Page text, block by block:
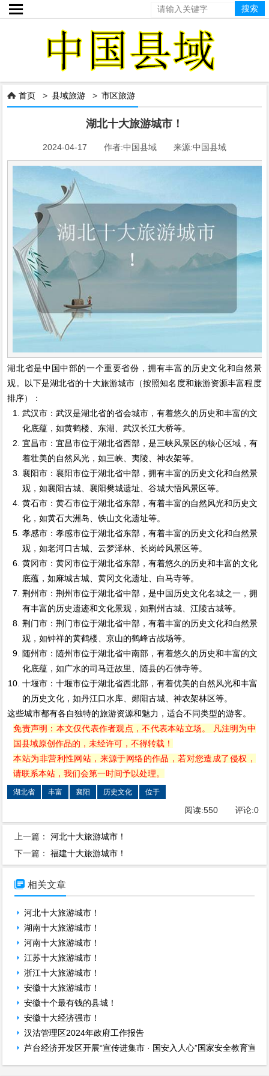

 首页 >县域旅游 >市区旅游
湖北十大旅游城市！
2024-04-17 作者:中国县域 来源:中国县域
湖北省是中国中部的一个重要省份，拥有丰富的历史文化和自然景
观。以下是湖北省的十大旅游城市（按照知名度和旅游资源丰富程度
排序）：
武汉市：武汉是湖北省的省会城市，有着悠久的历史和丰富的文
化底蕴，如黄鹤楼、东湖、武汉长江大桥等。
宜昌市：宜昌市位于湖北省西部，是三峡风景区的核心区域，有
着壮美的自然风光，如三峡、夷陵、神农架等。
襄阳市：襄阳市位于湖北省中部，拥有丰富的历史文化和自然景
观，如襄阳古城、襄阳樊城遗址、谷城大悟风景区等。
黄石市：黄石市位于湖北省东部，有着丰富的自然风光和历史文
化，如黄石大洲岛、铁山文化遗址等。
孝感市：孝感市位于湖北省东部，有着丰富的历史文化和自然景
观，如老河口古城、云梦泽林、长岗岭风景区等。
黄冈市：黄冈市位于湖北省东部，有着悠久的历史和丰富的文化
底蕴，如麻城古城、黄冈文化遗址、白马寺等。
荆州市：荆州市位于湖北省中部，是中国历史文化名城之一，拥
有丰富的历史遗迹和文化景观，如荆州古城、江陵古城等。
荆门市：荆门市位于湖北省中部，有着丰富的历史文化和自然景
观，如钟祥的黄鹤楼、京山的鹤峰古战场等。
随州市：随州市位于湖北省中南部，有着悠久的历史和丰富的文
化底蕴，如广水的司马迁故里、随县的石佛寺等。
十堰市：十堰市位于湖北省西北部，有着优美的自然风光和丰富
的历史文化，如丹江口水库、郧阳古城、神农架林区等。
这些城市都有各自独特的旅游资源和魅力，适合不同类型的游客。
免责声明：本文仅代表作者观点，不代表本站立场。 凡注明为中
国县域原创作品的，未经许可，不得转载！
本站为非营利性网站，来源于网络的作品，若对您造成了侵权，
请联系本站，我们会第一时间予以处理。
湖北省 丰富 襄阳 历史文化 位于
阅读:550评论:0
上一篇：河北十大旅游城市！
下一篇：福建十大旅游城市！
 相关文章
河北十大旅游城市！
湖南十大旅游城市！
河南十大旅游城市！
江苏十大旅游城市！
浙江十大旅游城市！
安徽十大旅游城市！
安徽十个最有钱的县城！
安徽十大经济强市！
汉沽管理区2024年政府工作报告
芦台经济开发区开展“宣传进集市 · 国安入人心”国家安全教育宣传